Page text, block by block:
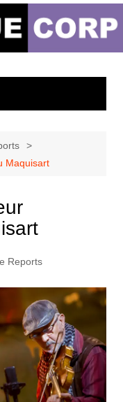
Corp –
Musicales
Maquisart
Reports